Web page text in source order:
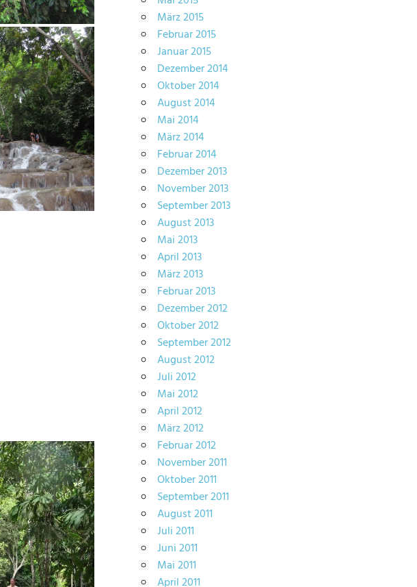
März 2015
Februar 2015
Januar 2015
Dezember 2014
Oktober 2014
August 2014
Mai 2014
März 2014
Februar 2014
Dezember 2013
November 2013
September 2013
August 2013
Mai 2013
April 2013
März 2013
Februar 2013
Dezember 2012
Oktober 2012
September 2012
August 2012
Juli 2012
Mai 2012
April 2012
März 2012
Februar 2012
November 2011
Oktober 2011
September 2011
August 2011
Juli 2011
Juni 2011
Mai 2011
April 2011